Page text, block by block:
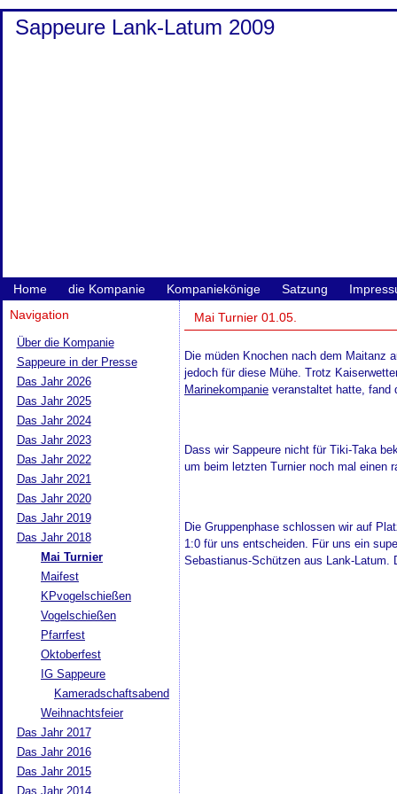
Sappeure Lank-Latum 2009
Home die Kompanie Kompaniekönige Satzung
Navigation
Über die Kompanie
Sappeure in der Presse
Das Jahr 2026
Das Jahr 2025
Das Jahr 2024
Das Jahr 2023
Das Jahr 2022
Das Jahr 2021
Das Jahr 2020
Das Jahr 2019
Das Jahr 2018
Mai Turnier
Maifest
KPvogelschießen
Vogelschießen
Pfarrfest
Oktoberfest
IG Sappeure
Kameradschaftsabend
Weihnachtsfeier
Das Jahr 2017
Das Jahr 2016
Das Jahr 2015
Das Jahr 2014
Mai Turnier 01.05.
Die müden Knochen nach dem Maitanz
jedoch für diese Mühe. Trotz
Marinekompanie veranstaltet hatte, fand
Dass wir Sappeure nicht für Tiki-Taka
um beim letzten Turnier noch mal einen
Die Gruppenphase schlossen wir auf
1:0 für uns entscheiden. Für uns ein
Sebastianus-Schützen aus Lank-